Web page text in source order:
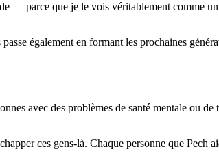
— parce que je le vois véritablement comme
également en formant les prochaines
avec des problèmes de santé mentale ou
ces gens-là. Chaque personne que Pech